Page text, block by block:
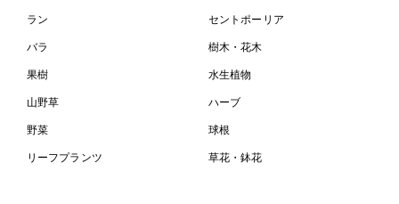
ラン セントポーリア
バラ 樹木・花木
果樹 水生植物
山野草 ハーブ
野菜 球根
リーフプランツ 草花・鉢花